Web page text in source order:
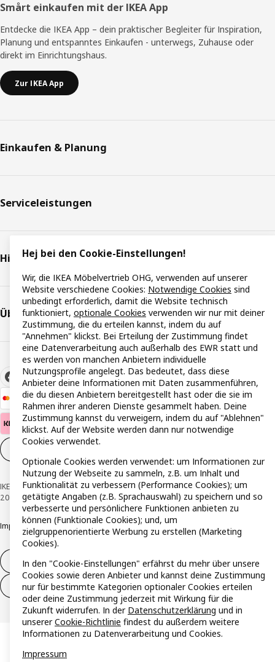
Smårt einkaufen mit der IKEA App
Entdecke die IKEA App – dein praktischer Begleiter für Inspiration,
Planung und entspanntes Einkaufen - unterwegs, Zuhause oder
direkt im Einrichtungshaus.
Zur IKEA App
Einkaufen & Planung
Serviceleistungen
Hilfe & Support
Über IKEA
IKEA Österreich - Südring, 2334 Vösendorf © Inter IKEA Systems B.V. 1999-
2026
ImpressumDatenschutzerklärungCookie RichtlinieResponsible Disclosure
Widerruf / Rückgabe
Widerrufsrecht ausüben (Services)
Hej bei den Cookie-Einstellungen!
Wir, die IKEA Möbelvertrieb OHG, verwenden auf unserer
Website verschiedene Cookies: Notwendige Cookies sind
unbedingt erforderlich, damit die Website technisch
funktioniert, optionale Cookies verwenden wir nur mit deiner
Zustimmung, die du erteilen kannst, indem du auf
"Annehmen" klickst. Bei Erteilung der Zustimmung findet
eine Datenverarbeitung auch außerhalb des EWR statt und
es werden von manchen Anbietern individuelle
Nutzungsprofile angelegt. Das bedeutet, dass diese
Anbieter deine Informationen mit Daten zusammenführen,
die du diesen Anbietern bereitgestellt hast oder die sie im
Rahmen ihrer anderen Dienste gesammelt haben. Deine
Zustimmung kannst du verweigern, indem du auf "Ablehnen"
klickst. Auf der Website werden dann nur notwendige
Cookies verwendet.
Optionale Cookies werden verwendet: um Informationen zur
Nutzung der Webseite zu sammeln, z.B. um Inhalt und
Funktionalität zu verbessern (Performance Cookies); um
getätigte Angaben (z.B. Sprachauswahl) zu speichern und so
verbesserte und persönlichere Funktionen anbieten zu
können (Funktionale Cookies); und, um
zielgruppenorientierte Werbung zu erstellen (Marketing
Cookies).
In den "Cookie-Einstellungen" erfährst du mehr über unsere
Cookies sowie deren Anbieter und kannst deine Zustimmung
nur für bestimmte Kategorien optionaler Cookies erteilen
oder deine Zustimmung jederzeit mit Wirkung für die
Zukunft widerrufen. In der Datenschutzerklärung und in
unsererCookie-Richtlinie findest du außerdem weitere
Informationen zu Datenverarbeitung und Cookies.
Impressum